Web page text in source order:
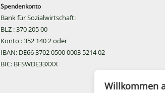
Spendenkonto
Bank für Sozialwirtschaft:
BLZ : 370 205 00
Konto : 352 140 2 oder
IBAN: DE66 3702 0500 0003 5214 02
BIC: BFSWDE33XXX
Willkommen